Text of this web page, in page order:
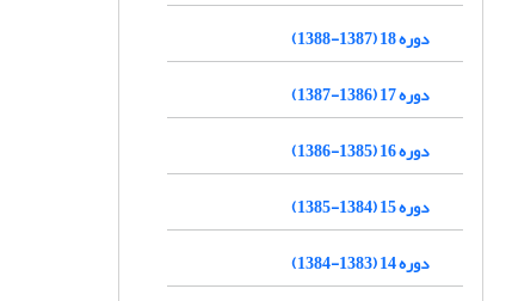
دوره 18 (1387-1388)
دوره 17 (1386-1387)
دوره 16 (1385-1386)
دوره 15 (1384-1385)
دوره 14 (1383-1384)